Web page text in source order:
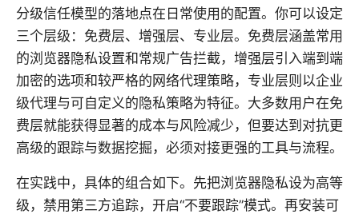
分级信任模型的落地点在日常使用的配置。你可以设定
三个层级：免费层、增强层、专业层。免费层涵盖常用
的浏览器隐私设置和常规广告拦截，增强层引入端到端
加密的选项和较严格的网络代理策略，专业层则以企业
级代理与可自定义的隐私策略为特征。大多数用户在免
费层就能获得显著的成本与风险减少，但要达到对抗更
高级的跟踪与数据挖掘，必须对接更强的工具与流程。
在实践中，具体的组合如下。先把浏览器隐私设为高等
级，禁用第三方追踪，开启“不要跟踪”模式。再安装可